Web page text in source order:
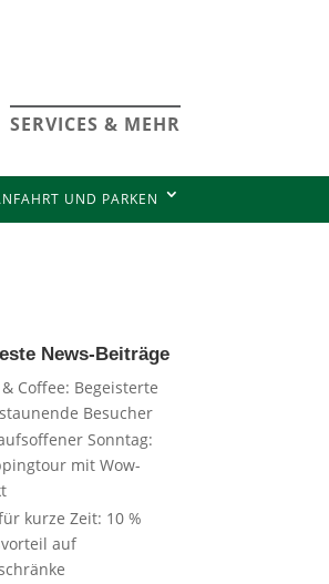
SERVICES & MEHR
UND PARKEN
News-Beiträge
& Coffee: Begeisterte
Besucher
Sonntag:
mit Wow-
kurze Zeit: 10 %
auf